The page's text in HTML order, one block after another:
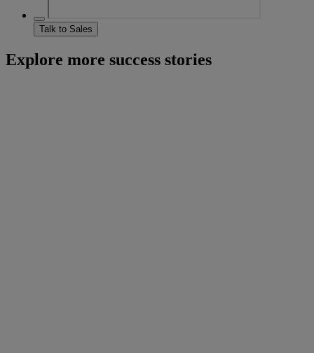
Talk to Sales
Explore more success stories